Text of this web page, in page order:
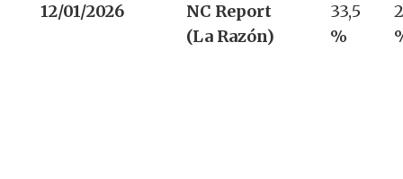
12/01/2026
NC Report
(La Razón)
33,5
%